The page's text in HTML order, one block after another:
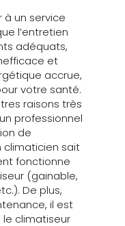
à un service
l’entretien
adéquats,
et
accrue,
votre santé.
raisons très
professionnel
de
climaticien sait
fonctionne
(gainable,
De plus,
il est
climatiseur